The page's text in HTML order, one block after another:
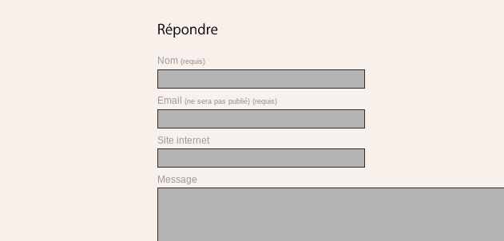
Nom (requis)
Email (ne sera pas publié) (requis)
Site internet
Message